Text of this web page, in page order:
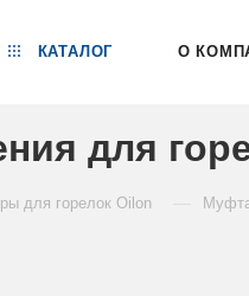
КАТАЛОГ О
для
для горелок Oilon